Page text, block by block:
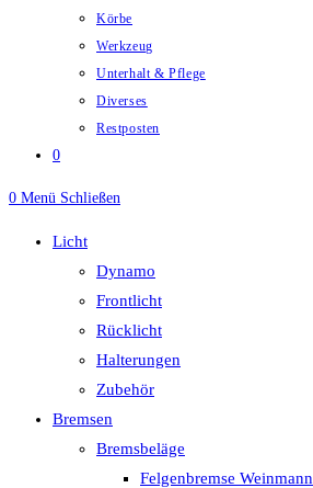
Körbe
Werkzeug
Unterhalt & Pflege
Diverses
Restposten
0
0 Menü Schließen
Licht
Dynamo
Frontlicht
Rücklicht
Halterungen
Zubehör
Bremsen
Bremsbeläge
Felgenbremse Weinmann